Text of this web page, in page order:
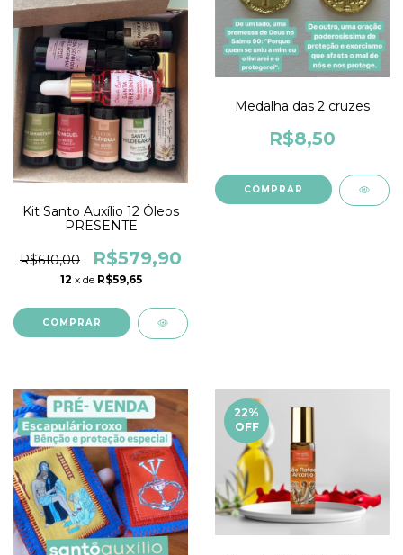
Kit Santo Auxílio 12 Óleos
PRESENTE
R$610,00 R$579,90
12 x de R$59,65
Medalha das 2 cruzes
R$8,50
22%
OFF